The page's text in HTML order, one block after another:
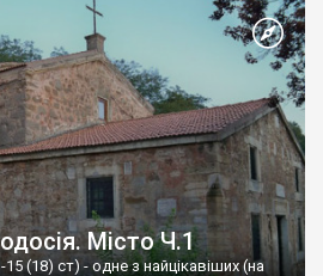
Місто Ч.1
(18) ст) - одне з найцікавіших (на